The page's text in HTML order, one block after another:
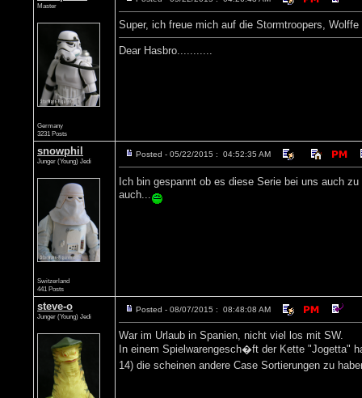
Master
Germany
3231 Posts
Super, ich freue mich auf die Stormtroopers, Wolffe
Dear Hasbro...........
snowphil
Junger (Young) Jedi
Switzerland
441 Posts
Posted - 05/22/2015 : 04:52:35 AM
Ich bin gespannt ob es diese Serie bei uns auch
auch...
steve-o
Junger (Young) Jedi
Posted - 08/07/2015 : 08:48:08 AM
War im Urlaub in Spanien, nicht viel los mit SW.
In einem Spielwarengesch�ft der Kette "Jogetta"
14) die scheinen andere Case Sortierungen zu